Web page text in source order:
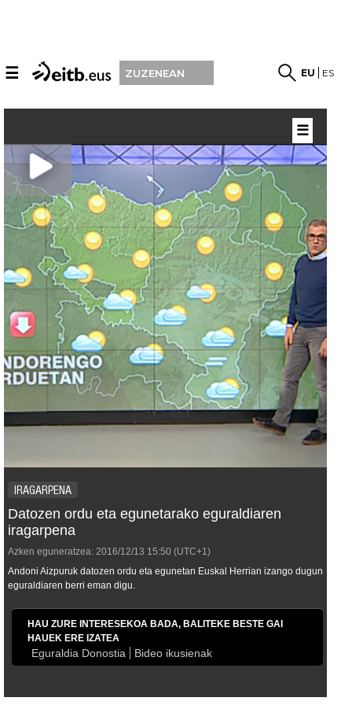
☰ ZUZENEAN EU ES
IRAGARPENA
Datozen ordu eta egunetarako eguraldiaren
iragarpena
Azken eguneratzea: 2016/12/13 15:50 (UTC+1)
Andoni Aizpuruk datozen ordu eta egunetan Euskal Herrian izango dugun
eguraldiaren berri eman digu.
HAU ZURE INTERESEKOA BADA, BALITEKE BESTE GAI
HAUEK ERE IZATEA
Eguraldia Donostia Bideo ikusienak
☰